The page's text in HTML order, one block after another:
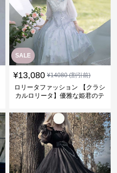
SALE
¥13,080 ¥14080(割引前)
ロリータファッション 【クラシ
カルロリータ】優雅な姫君のテ